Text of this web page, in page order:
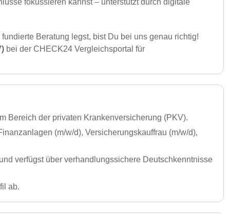
fokussieren kannst – unterstützt durch digitale
Beratung legst, bist Du bei uns genau richtig!
bei der CHECK24 Vergleichsportal für
Bereich der privaten Krankenversicherung (PKV).
(m/w/d), Versicherungskauffrau (m/w/d),
verfügst über verhandlungssichere Deutschkenntnisse
ab.